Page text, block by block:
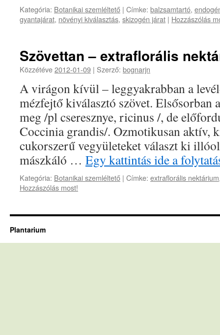
Kategória: Botanikai szemléltető | Címke: balzsamtartó,
gyantajárat, növényi kiválasztás, skizogén járat | Hozzászólás
Szövettan – extraflorális
Közzétéve2012-01-09 | Szerző: bognarjn
A virágon kívül – leggyakrabban a
mézfejtő kiválasztó szövet. Elsősorban
meg /pl cseresznye, ricinus /, de
Coccinia grandis/. Ozmotikusan aktív,
cukorszerű vegyületeket választ ki
mászkáló … Egy kattintás ide a
Kategória: Botanikai szemléltető | Címke: extraflorális nektárium
Hozzászólás most!
Plantarium